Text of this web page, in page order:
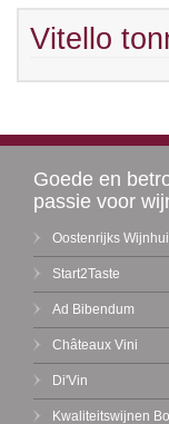
Vitello
Goede en
passie voor
Oostenrijks
Start2Taste
Ad Bibendum
Châteaux Vini
Di'Vin
Kwaliteitswijnen